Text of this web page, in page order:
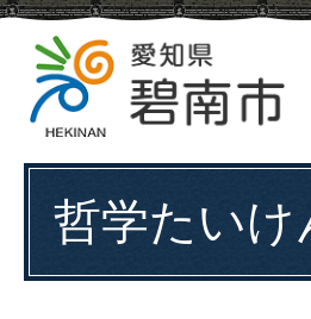
哲学たいけ